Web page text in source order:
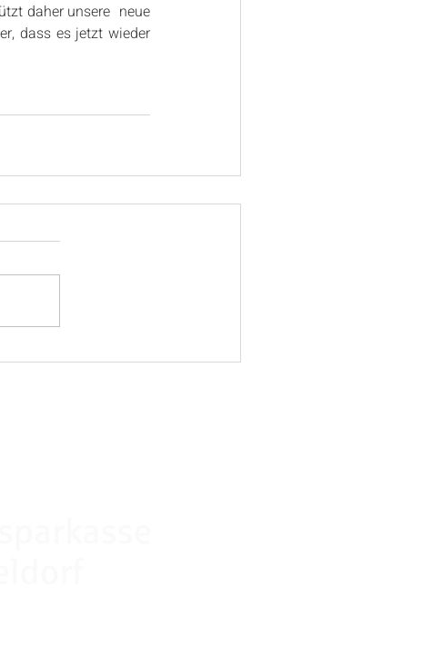
daher unsere  neue
dass es jetzt wieder